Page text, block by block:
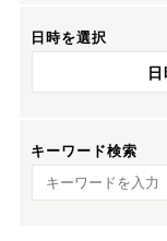
日時を選択
キーワード検索
キーワード検索